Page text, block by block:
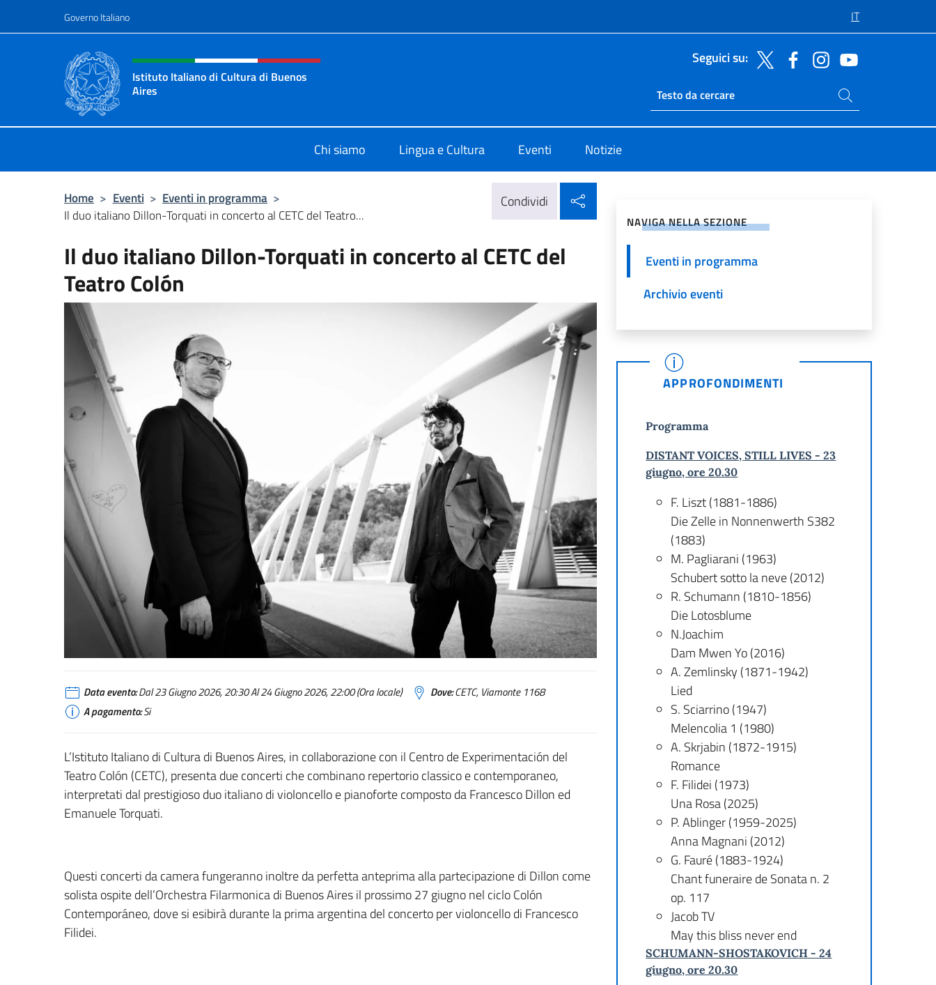
Governo Italiano IT
Intestazione sito, social e menù
Istituto Italiano di Cultura di Buenos
Aires
Seguici su:
Ricerca sito live
Cerca nel sito
Chi siamo Lingua e Cultura Eventi Notizie
Home > Eventi > Eventi in programma >
Il duo italiano Dillon-Torquati in concerto al CETC del Teatro...
Condividi
Il duo italiano Dillon-Torquati in concerto al CETC del
Teatro Colón
Data evento:Dal 23 Giugno 2026, 20:30 Al 24 Giugno 2026, 22:00 (Ora locale) Dove:CETC, Viamonte 1168
A pagamento:Si
L’Istituto Italiano di Cultura di Buenos Aires, in collaborazione con il Centro de Experimentación del
Teatro Colón (CETC), presenta due concerti che combinano repertorio classico e contemporaneo,
interpretati dal prestigioso duo italiano di violoncello e pianoforte composto da Francesco Dillon ed
Emanuele Torquati.
Questi concerti da camera fungeranno inoltre da perfetta anteprima alla partecipazione di Dillon come
solista ospite dell’Orchestra Filarmonica di Buenos Aires il prossimo 27 giugno nel ciclo Colón
Contemporáneo, dove si esibirà durante la prima argentina del concerto per violoncello di Francesco
Filidei.
NAVIGA NELLA SEZIONE
Eventi in programma
Archivio eventi
APPROFONDIMENTI
Programma
DISTANT VOICES, STILL LIVES -23
giugno, ore 20.30
F. Liszt (1881-1886)
Die Zelle in Nonnenwerth S382
(1883)
M. Pagliarani (1963)
Schubert sotto la neve (2012)
R. Schumann (1810-1856)
Die Lotosblume
N.Joachim
Dam Mwen Yo (2016)
A. Zemlinsky (1871-1942)
Lied
S. Sciarrino (1947)
Melencolia 1 (1980)
A. Skrjabin (1872-1915)
Romance
F. Filidei (1973)
Una Rosa (2025)
P. Ablinger (1959-2025)
Anna Magnani (2012)
G. Fauré (1883-1924)
Chant funeraire de Sonata n. 2
op. 117
Jacob TV
May this bliss never end
SCHUMANN-SHOSTAKOVICH -24
giugno, ore 20.30